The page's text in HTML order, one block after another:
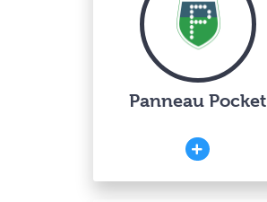
Panneau Pocket